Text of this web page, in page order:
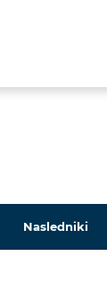
Nasledniki